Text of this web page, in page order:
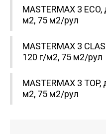
MASTERMAX 3
м2, 75 м2/рул
MASTERMAX 3
120 г/м2, 75 м2/рул
MASTERMAX 3
м2, 75 м2/рул